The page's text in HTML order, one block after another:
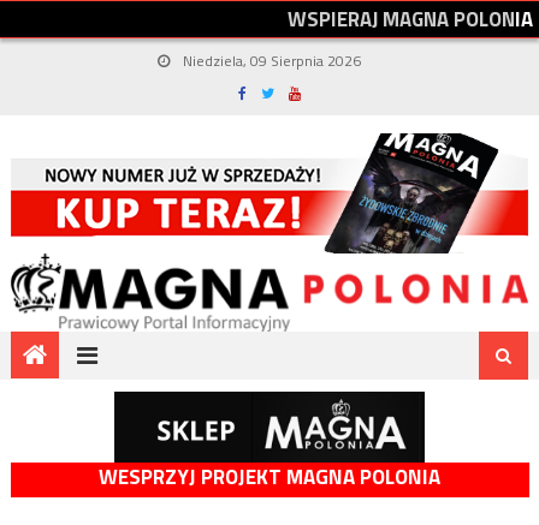
WSPIERAJMAGNAPOLONIA
Niedziela, 09 Sierpnia 2026
WESPRZYJ PROJEKT MAGNA POLONIA